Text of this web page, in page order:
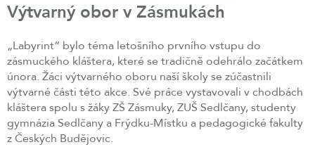
Výtvarný obor v Zásmukách
„Labyrint“ bylo téma letošního prvního vstupu do
zásmuckého kláštera, které se tradičně odehrálo začátkem
února. Žáci výtvarného oboru naší školy se zúčastnili
výtvarné části této akce. Své práce vystavovali v chodbách
kláštera spolu s žáky ZŠ Zásmuky, ZUŠ Sedlčany, studenty
gymnázia Sedlčany a Frýdku-Místku a pedagogické fakulty
z Českých Budějovic.